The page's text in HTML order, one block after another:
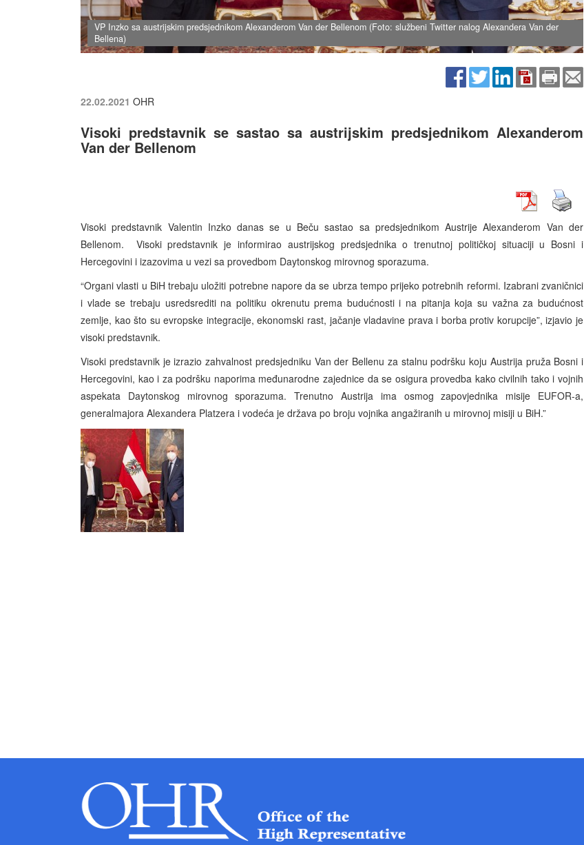
VP Inzko sa austrijskim predsjednikom Alexanderom Van der Bellenom (Foto: službeni Twitter nalog Alexandera Van der
Bellena)
22.02.2021 OHR
Visoki predstavnik se sastao sa austrijskim predsjednikom Alexanderom
Van der Bellenom
Visoki predstavnik Valentin Inzko danas se u Beču sastao sa predsjednikom Austrije Alexanderom Van der
Bellenom. Visoki predstavnik je informirao austrijskog predsjednika o trenutnoj političkoj situaciji u Bosni i
Hercegovini i izazovima u vezi sa provedbom Daytonskog mirovnog sporazuma.
“Organi vlasti u BiH trebaju uložiti potrebne napore da se ubrza tempo prijeko potrebnih reformi. Izabrani zvaničnici
i vlade se trebaju usredsrediti na politiku okrenutu prema budućnosti i na pitanja koja su važna za budućnost
zemlje, kao što su evropske integracije, ekonomski rast, jačanje vladavine prava i borba protiv korupcije”, izjavio je
visoki predstavnik.
Visoki predstavnik je izrazio zahvalnost predsjedniku Van der Bellenu za stalnu podršku koju Austrija pruža Bosni i
Hercegovini, kao i za podršku naporima međunarodne zajednice da se osigura provedba kako civilnih tako i vojnih
aspekata Daytonskog mirovnog sporazuma. Trenutno Austrija ima osmog zapovjednika misije EUFOR-a,
generalmajora Alexandera Platzera i vodeća je država po broju vojnika angažiranih u mirovnoj misiji u BiH.”